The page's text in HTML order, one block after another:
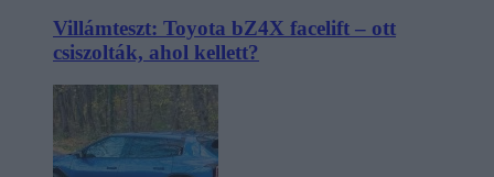
Villámteszt: Toyota bZ4X facelift – ott
csiszolták, ahol kellett?